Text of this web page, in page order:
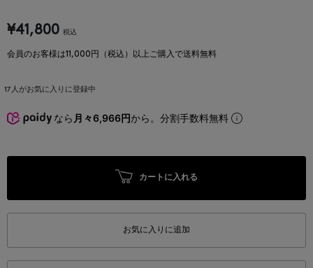
¥41,800 税込
会員のお客様は11,000円（税込）以上ご購入で送料無料
17 人がお気に入りに登録中
なら 月々6,966円から。分割手数料無料
カートに入れる
お気に入りに追加